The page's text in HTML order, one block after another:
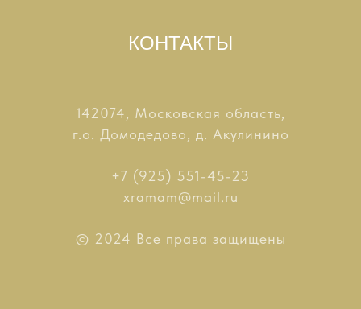
КОНТАКТЫ
142074, Московская область,
г.о. Домодедово, д. Акулинино
+7 (925) 551-45-23
xramam@mail.ru
© 2024 Все права защищены